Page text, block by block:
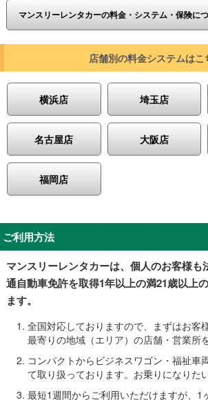
マンスリーレンタカーの料金・システム・保険に
店舗別の料金システムはこ
横浜店 埼玉店
名古屋店 大阪店
福岡店
ご利用方法
マンスリーレンタカーは、個人のお客様も
通自動車免許を取得1年以上の満21歳以上
ます。
全国対応しておりますので、まずはお客
最寄りの地域（エリア）の店舗・営業所
コンパクトからビジネスワゴン・福祉車
て取り扱っております。お乗りになりた
最短1週間からご利用いただけますが、1